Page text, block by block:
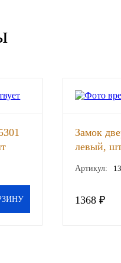
Замок
левый,
Артикул:
1368 ₽